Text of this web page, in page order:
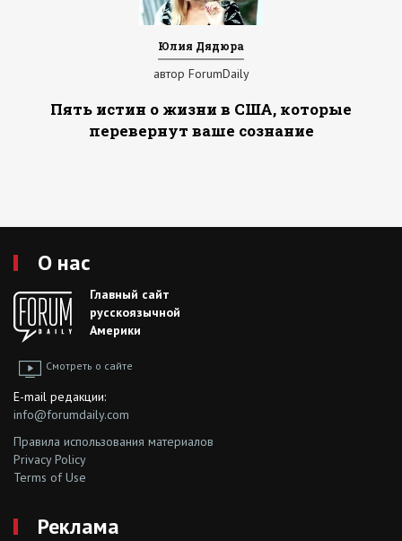
Юлия Дядюра
автор ForumDaily
Пять истин о жизни в США, которые
перевернут ваше сознание
О нас
Главный сайт
русскоязычной
Америки
Смотреть о сайте
E-mail редакции:
info@forumdaily.com
Правила использования материалов
Privacy Policy
Terms of Use
Реклама